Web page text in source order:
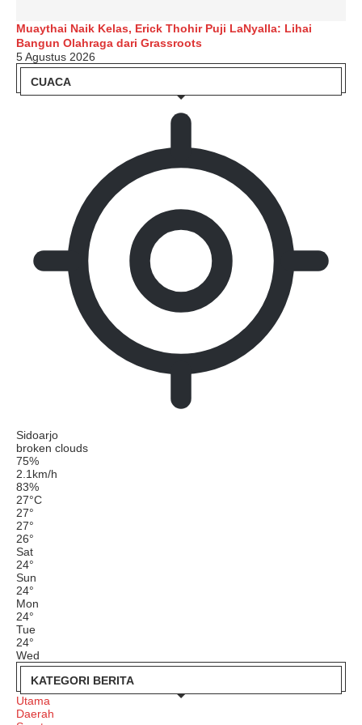
Muaythai Naik Kelas, Erick Thohir Puji LaNyalla: Lihai
Bangun Olahraga dari Grassroots
5 Agustus 2026
CUACA
Sidoarjo
broken clouds
75%
2.1km/h
83%
27°C
27°
27°
26°
Sat
24°
Sun
24°
Mon
24°
Tue
24°
Wed
KATEGORI BERITA
Utama
Daerah